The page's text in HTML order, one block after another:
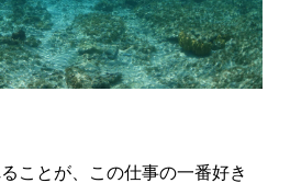
ことが、この仕事の一番好き